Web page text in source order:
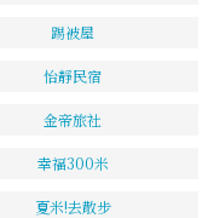
踢被屋
怡靜民宿
金帝旅社
幸福300米
夏米!去散步